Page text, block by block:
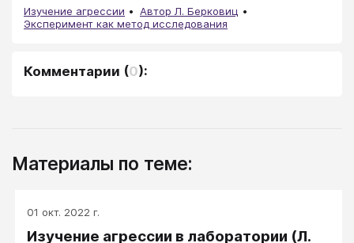
Изучение агрессии
Автор Л. Берковиц
Эксперимент как метод исследования
Комментарии (0):
Материалы по теме:
01 окт. 2022 г.
Изучение агрессии в лаборатории (Л.